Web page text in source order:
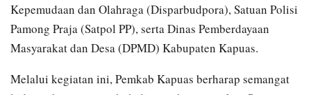
Kepemudaan dan Olahraga (Disparbudpora), Satuan Polisi
Pamong Praja (Satpol PP), serta Dinas Pemberdayaan
Masyarakat dan Desa (DPMD) Kabupaten Kapuas.
Melalui kegiatan ini, Pemkab Kapuas berharap semangat